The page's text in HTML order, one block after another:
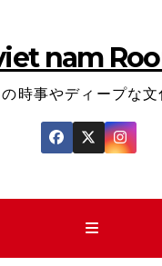
nam
時事やディープな文